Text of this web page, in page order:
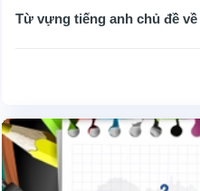
Từ vựng tiếng anh chủ đề